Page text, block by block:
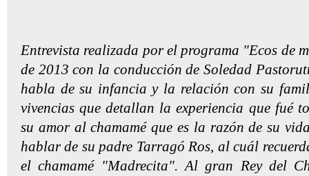
Entrevista realizada por el programa "Ecos de
de 2013 con la conducción de Soledad
habla de su infancia y la relación con su
vivencias que detallan la experiencia que fué
su amor al chamamé que es la razón de su
hablar de su padre Tarragó Ros, al cuál
el chamamé "Madrecita". Al gran Rey del